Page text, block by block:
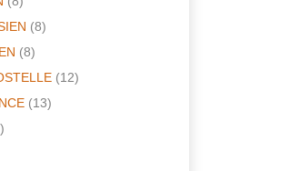
(8)
(8)
(12)
(13)